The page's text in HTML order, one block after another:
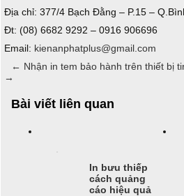
Địa chỉ: 377/4 Bạch Đằng – P.15 –
Đt: (08) 6682 9292 – 0916 906696
Email: kienanphatplus@gmail.com
← Nhận in tem bảo hành trên thiết bị
→
Bài viết liên quan
In bưu thiếp
cách quảng
cáo hiệu quả